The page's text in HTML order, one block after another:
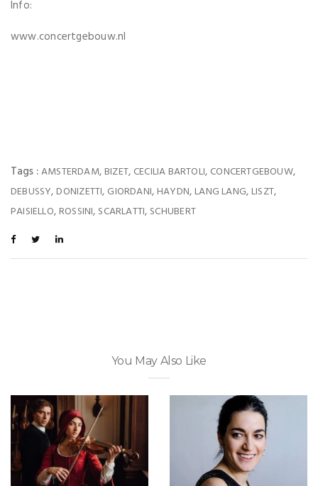
Info:
www.concertgebouw.nl
Tags :AMSTERDAM, BIZET, CECILIA BARTOLI, CONCERTGEBOUW,
DEBUSSY, DONIZETTI, GIORDANI, HAYDN, LANG LANG, LISZT,
PAISIELLO, ROSSINI, SCARLATTI, SCHUBERT
You May Also Like